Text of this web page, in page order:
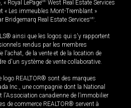
« Royal LePageMD West Real Estate Services
« Les immeubles Mont-Tremblant »
Bridgemarq Real Estate ServicesMD.
ainsi que les logos qui s'y rapportent
rendus par les membres
l'achat, de la vente et de la location de
d'un système de vente collaborative.
logo REALTOR® sont des marques
Inc., une compagnie dont la National
l'Association canadienne de l’immobilier
de commerce REALTOR® servent à